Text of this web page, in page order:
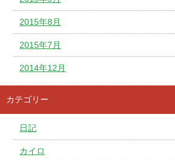
2015年8月
2015年7月
2014年12月
カテゴリー
日記
カイロ